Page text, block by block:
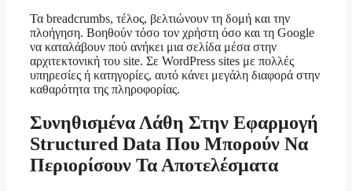
Τα breadcrumbs, τέλος, βελτιώνουν τη δομή και την
πλοήγηση. Βοηθούν τόσο τον χρήστη όσο και τη Google
να καταλάβουν πού ανήκει μια σελίδα μέσα στην
αρχιτεκτονική του site. Σε WordPress sites με πολλές
υπηρεσίες ή κατηγορίες, αυτό κάνει μεγάλη διαφορά στην
καθαρότητα της πληροφορίας.
Συνηθισμένα Λάθη Στην Εφαρμογή
Structured Data Που Μπορούν Να
Περιορίσουν Τα Αποτελέσματα